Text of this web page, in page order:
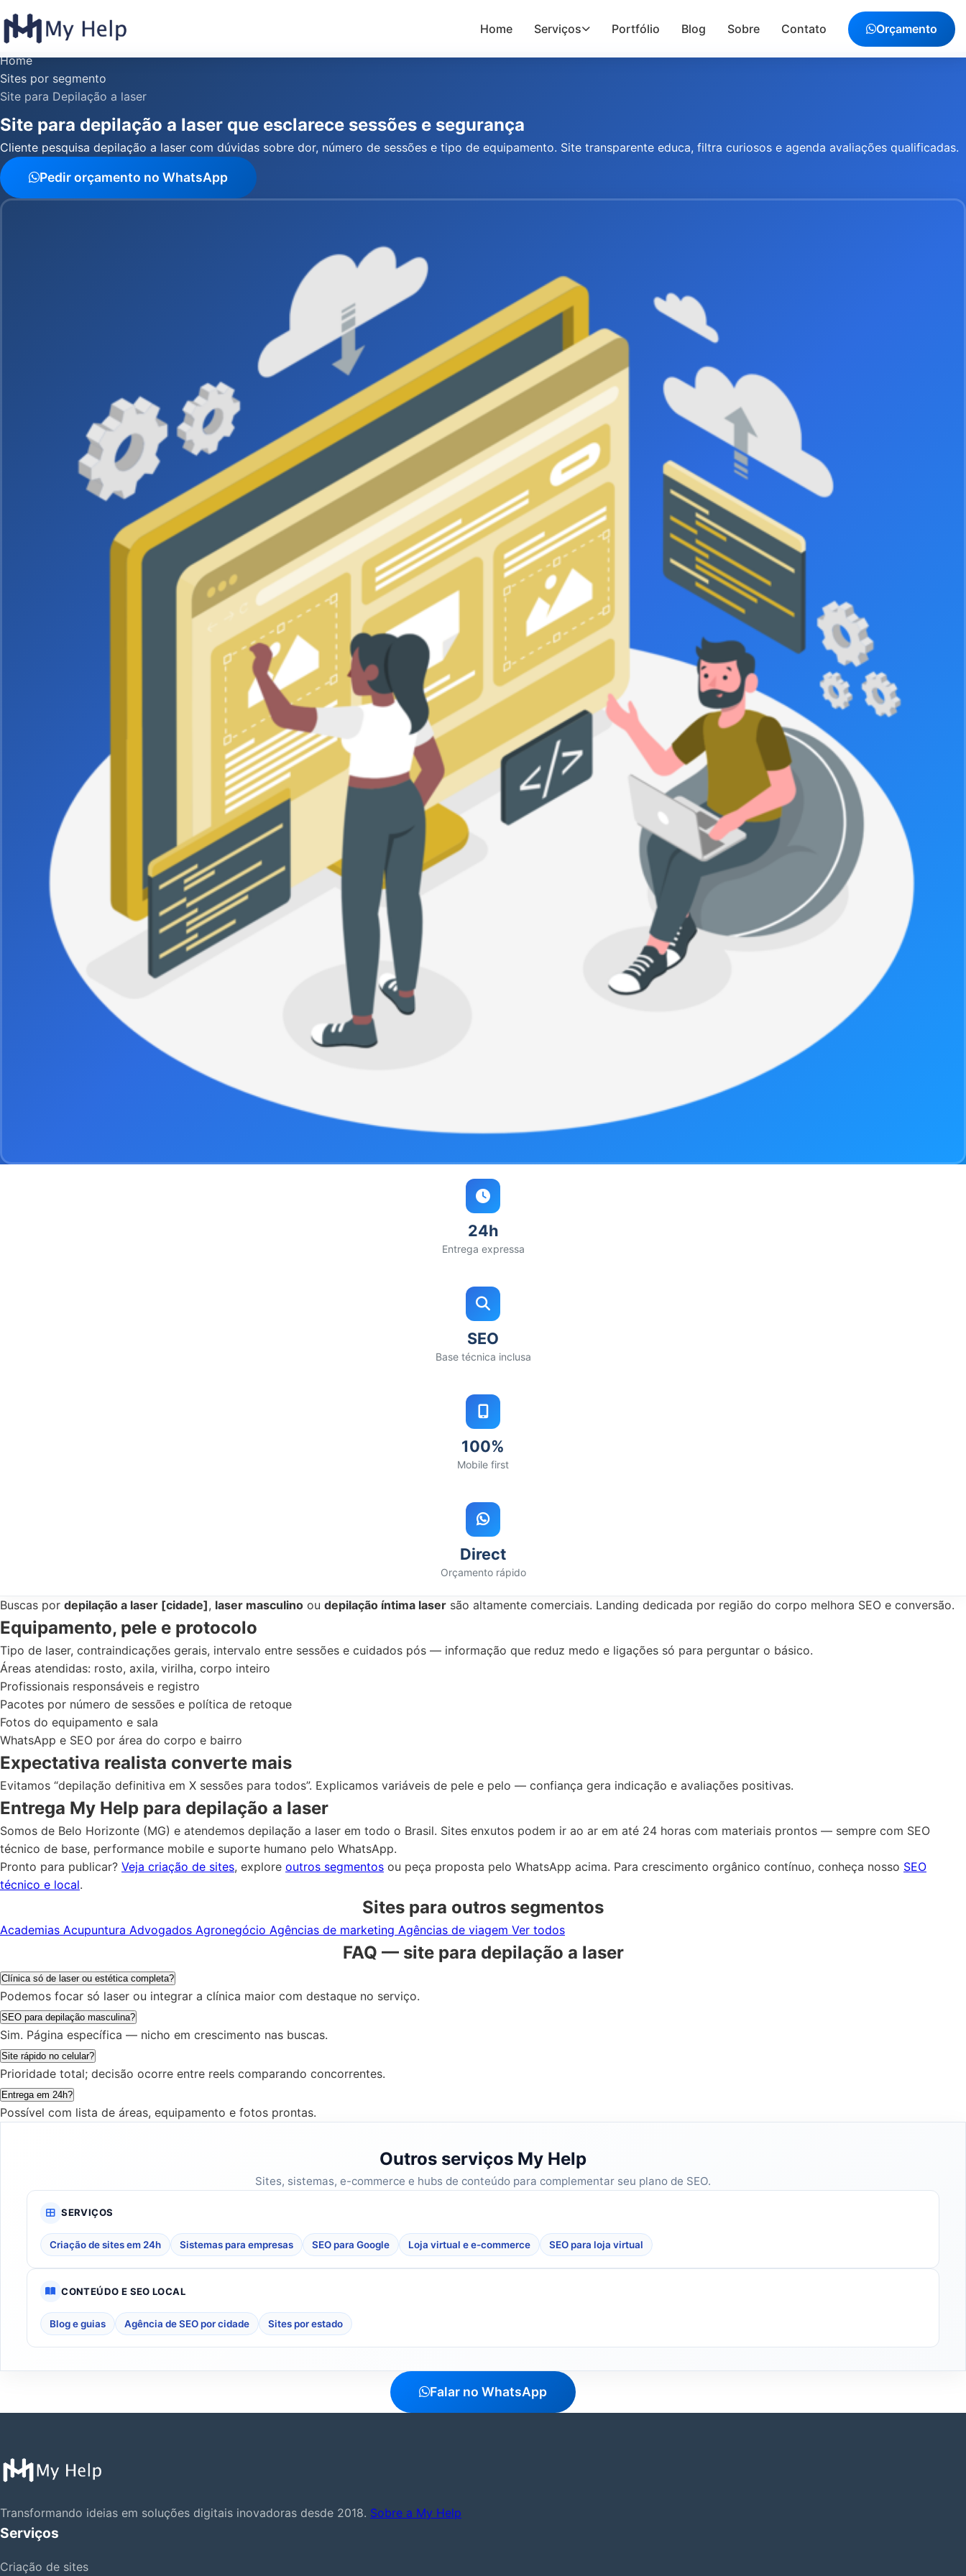
Home Serviços Portfólio Blog Sobre Contato Orçamento
Home
Sites por segmento
Site para Depilação a laser
Site para depilação a laser que esclarece sessões e segurança
Cliente pesquisa depilação a laser com dúvidas sobre dor, número de sessões e tipo de equipamento. Site transparente educa, filtra curiosos e agenda avaliações qualificadas.
Pedir orçamento no WhatsApp
24h
Entrega expressa
SEO
Base técnica inclusa
100%
Mobile first
Direct
Orçamento rápido
Buscas por depilação a laser [cidade], laser masculino ou depilação íntima laser são altamente comerciais. Landing dedicada por região do corpo melhora SEO e conversão.
Equipamento, pele e protocolo
Tipo de laser, contraindicações gerais, intervalo entre sessões e cuidados pós — informação que reduz medo e ligações só para perguntar o básico.
Áreas atendidas: rosto, axila, virilha, corpo inteiro
Profissionais responsáveis e registro
Pacotes por número de sessões e política de retoque
Fotos do equipamento e sala
WhatsApp e SEO por área do corpo e bairro
Expectativa realista converte mais
Evitamos “depilação definitiva em X sessões para todos”. Explicamos variáveis de pele e pelo — confiança gera indicação e avaliações positivas.
Entrega My Help para depilação a laser
Somos de Belo Horizonte (MG) e atendemos depilação a laser em todo o Brasil. Sites enxutos podem ir ao ar em até 24 horas com materiais prontos — sempre com SEO
técnico de base, performance mobile e suporte humano pelo WhatsApp.
Pronto para publicar? Veja criação de sites, explore outros segmentos ou peça proposta pelo WhatsApp acima. Para crescimento orgânico contínuo, conheça nosso SEO
técnico e local.
Sites para outros segmentos
Academias Acupuntura Advogados Agronegócio Agências de marketing Agências de viagem Ver todos
FAQ — site para depilação a laser
Clínica só de laser ou estética completa?
Podemos focar só laser ou integrar a clínica maior com destaque no serviço.
SEO para depilação masculina?
Sim. Página específica — nicho em crescimento nas buscas.
Site rápido no celular?
Prioridade total; decisão ocorre entre reels comparando concorrentes.
Entrega em 24h?
Possível com lista de áreas, equipamento e fotos prontas.
Outros serviços My Help
Sites, sistemas, e-commerce e hubs de conteúdo para complementar seu plano de SEO.
SERVIÇOS
Criação de sites em 24h Sistemas para empresas SEO para Google Loja virtual e e-commerce SEO para loja virtual
CONTEÚDO E SEO LOCAL
Blog e guias Agência de SEO por cidade Sites por estado
Falar no WhatsApp
Transformando ideias em soluções digitais inovadoras desde 2018. Sobre a My Help
Serviços
Criação de sites